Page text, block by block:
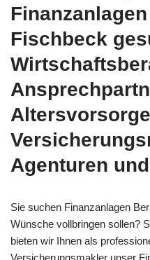
Fischbeck
Agenturen
Sie suchen Finanzanlagen
Wünsche vollbringen sollen?
bieten wir Ihnen als
Versicherungsmakler unser